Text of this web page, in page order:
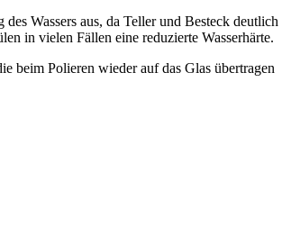
Wassers aus, da Teller und Besteck deutlich
in vielen Fällen eine reduzierte Wasserhärte.
beim Polieren wieder auf das Glas übertragen